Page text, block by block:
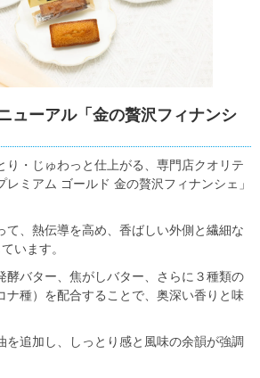
ューアル「金の贅沢フィナンシ
り・じゅわっと仕上がる、専門店クオリテ
レミアム ゴールド 金の贅沢フィナンシェ」
て、熱伝導を高め、香ばしい外側と繊細な
います。
酵バター、焦がしバター、さらに３種類の
ナ種）を配合することで、奥深い香りと味
を追加し、しっとり感と風味の余韻が強調